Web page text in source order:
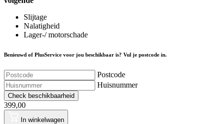
Slijtage
Nalatigheid
Lager-/ motorschade
Benieuwd of PlusService voor jou beschikbaar is? Vul je postcode in.
Postcode
Huisnummer
Check beschikbaarheid
399,00
In winkelwagen